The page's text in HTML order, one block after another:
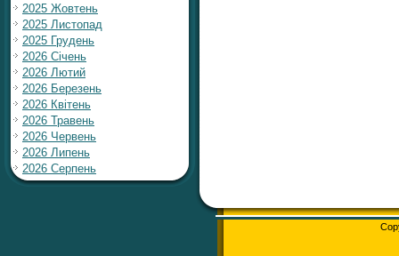
2025 Жовтень
2025 Листопад
2025 Грудень
2026 Січень
2026 Лютий
2026 Березень
2026 Квітень
2026 Травень
2026 Червень
2026 Липень
2026 Серпень